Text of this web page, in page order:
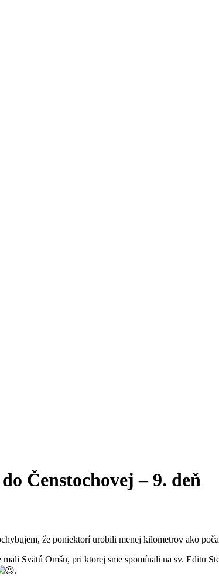
Čenstochovej – 9. deň
že poniektorí urobili menej kilometrov ako
Svätú Omšu, pri ktorej sme spomínali na sv. Editu
.